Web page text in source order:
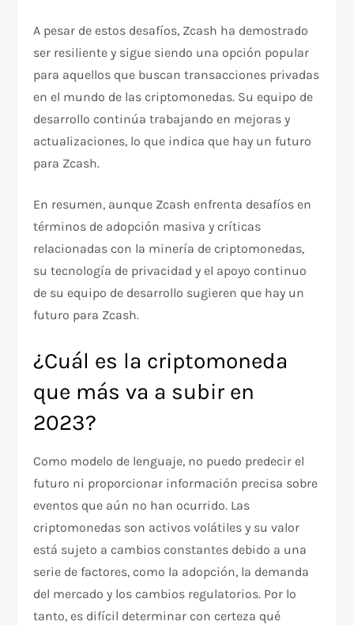
A pesar de estos desafíos, Zcash ha demostrado
ser resiliente y sigue siendo una opción popular
para aquellos que buscan transacciones privadas
en el mundo de las criptomonedas. Su equipo de
desarrollo continúa trabajando en mejoras y
actualizaciones, lo que indica que hay un futuro
para Zcash.
En resumen, aunque Zcash enfrenta desafíos en
términos de adopción masiva y críticas
relacionadas con la minería de criptomonedas,
su tecnología de privacidad y el apoyo continuo
de su equipo de desarrollo sugieren que hay un
futuro para Zcash.
¿Cuál es la criptomoneda
que más va a subir en
2023?
Como modelo de lenguaje, no puedo predecir el
futuro ni proporcionar información precisa sobre
eventos que aún no han ocurrido. Las
criptomonedas son activos volátiles y su valor
está sujeto a cambios constantes debido a una
serie de factores, como la adopción, la demanda
del mercado y los cambios regulatorios. Por lo
tanto, es difícil determinar con certeza qué